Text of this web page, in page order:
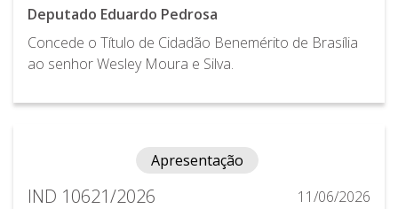
Deputado Eduardo Pedrosa
Concede o Título de Cidadão Benemérito de Brasília
ao senhor Wesley Moura e Silva.
Apresentação
IND 10621/2026
11/06/2026